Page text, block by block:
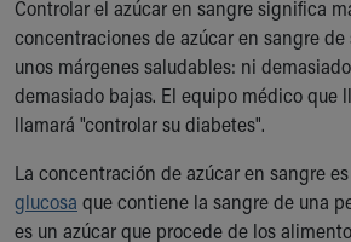
Ronald McDonald House Care Mobile
Health Centers
Symptom Checker
Financial Services
Price Estimates
Family Supports
Sports Health Services Provider for
New Parents
Controlar el azúcar en sangre significa
concentraciones de azúcar en sangre
unos márgenes saludables: ni
demasiado bajas. El equipo médico que
llamará "controlar su diabetes".
La concentración de azúcar en sangre
glucosa que contiene la sangre de una
es un azúcar que procede de los